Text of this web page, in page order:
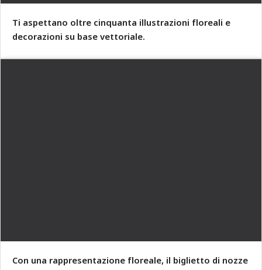
Ti aspettano oltre cinquanta illustrazioni floreali e
decorazioni su base vettoriale.
Con una rappresentazione floreale, il biglietto di nozze